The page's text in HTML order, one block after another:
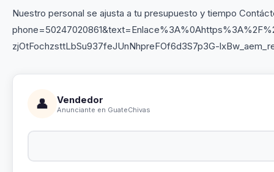
Nuestro personal se ajusta a tu presupuesto y tiempo
zjOtFochzsttLbSu937feJUnNhpreFOf6d3S7p3G-
👤 Vendedor
Anunciante en GuateChivas